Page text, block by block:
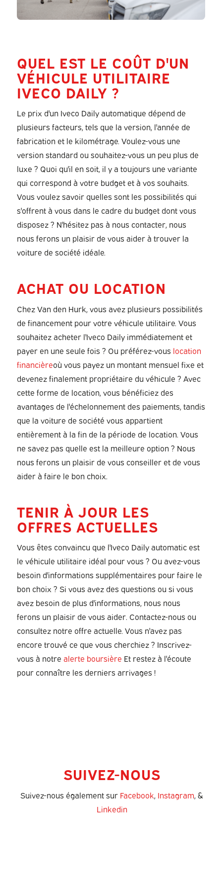
QUEL EST LE COÛT D'UN
VÉHICULE UTILITAIRE
IVECO DAILY ?
Le prix d'un Iveco Daily automatique dépend de
plusieurs facteurs, tels que la version, l'année de
fabrication et le kilométrage. Voulez-vous une
version standard ou souhaitez-vous un peu plus de
luxe ? Quoi qu'il en soit, il y a toujours une variante
qui correspond à votre budget et à vos souhaits.
Vous voulez savoir quelles sont les possibilités qui
s'offrent à vous dans le cadre du budget dont vous
disposez ? N'hésitez pas à nous contacter, nous
nous ferons un plaisir de vous aider à trouver la
voiture de société idéale.
ACHAT OU LOCATION
Chez Van den Hurk, vous avez plusieurs possibilités
de financement pour votre véhicule utilitaire. Vous
souhaitez acheter l'Iveco Daily immédiatement et
payer en une seule fois ? Ou préférez-vous location
financièreoù vous payez un montant mensuel fixe et
devenez finalement propriétaire du véhicule ? Avec
cette forme de location, vous bénéficiez des
avantages de l'échelonnement des paiements, tandis
que la voiture de société vous appartient
entièrement à la fin de la période de location. Vous
ne savez pas quelle est la meilleure option ? Nous
nous ferons un plaisir de vous conseiller et de vous
aider à faire le bon choix.
TENIR À JOUR LES
OFFRES ACTUELLES
Vous êtes convaincu que l'Iveco Daily automatic est
le véhicule utilitaire idéal pour vous ? Ou avez-vous
besoin d'informations supplémentaires pour faire le
bon choix ? Si vous avez des questions ou si vous
avez besoin de plus d'informations, nous nous
ferons un plaisir de vous aider. Contactez-nous ou
consultez notre offre actuelle. Vous n'avez pas
encore trouvé ce que vous cherchiez ? Inscrivez-
vous à notre alerte boursière Et restez à l'écoute
pour connaître les derniers arrivages !
SUIVEZ-NOUS
Suivez-nous également sur Facebook, Instagram, &
Linkedin